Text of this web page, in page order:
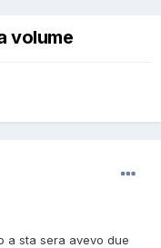
volume
a sta sera avevo due